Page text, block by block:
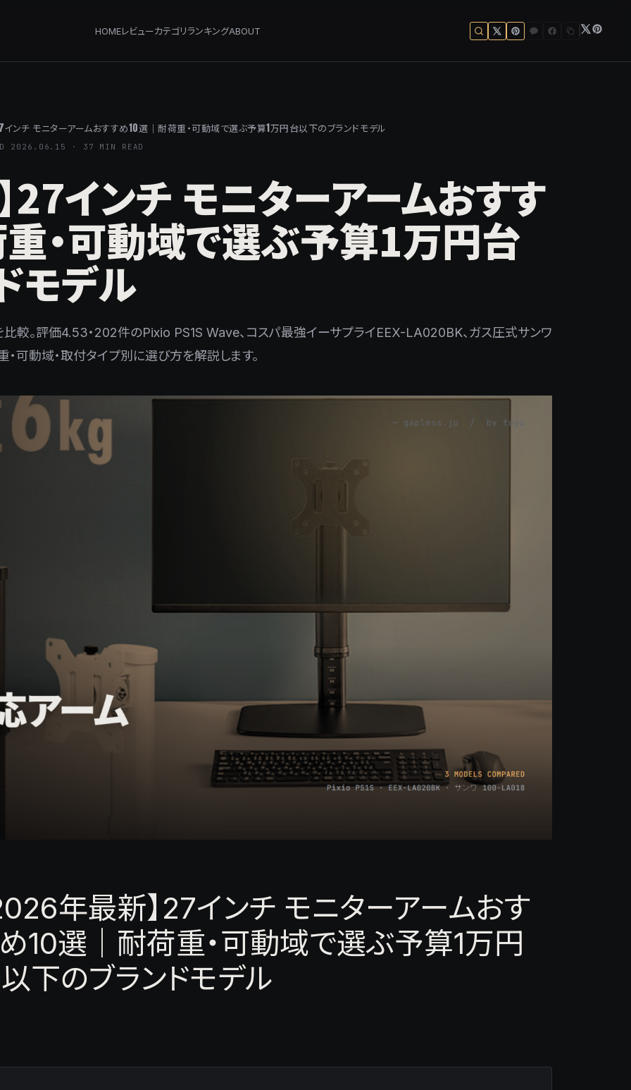
HOMEレビューカテゴリランキングABOUT
インチ モニターアームおすすめ10選｜耐荷重・可動域で選ぶ予算1万円台以下のブランドモデル
2026.06.15 · 37 MIN READ
27インチ モニターアームおすす
・可動域で選ぶ予算1万円台
モデル
較。評価4.53・202件のPixio PS1S Wave、コスパ最強イーサプライEEX-LA020BK、ガス圧式サンワ
可動域・取付タイプ別に選び方を解説します。
年最新】27インチ モニターアームおす
10選｜耐荷重・可動域で選ぶ予算1万円
下のブランドモデル